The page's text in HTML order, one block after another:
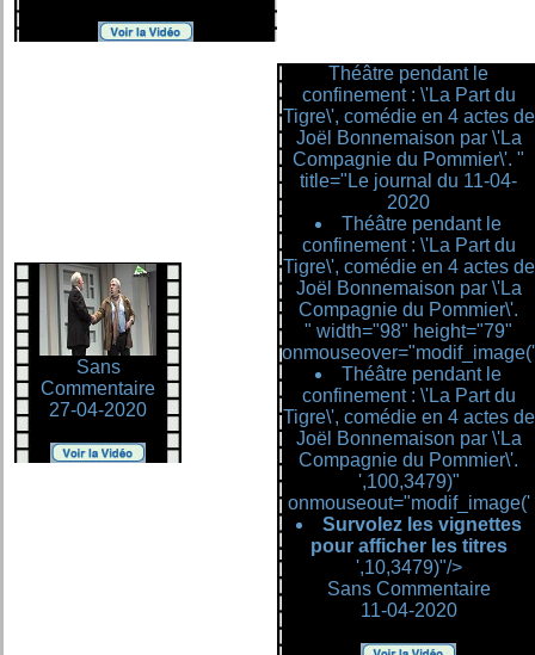
Sans
Commentaire
27-04-2020
Théâtre pendant le
confinement : \'La Part du
Tigre\', comédie en 4 actes de
Joël Bonnemaison par \'La
Compagnie du Pommier\'. "
title="Le journal du 11-04-
2020
Théâtre pendant le
confinement : \'La Part du
Tigre\', comédie en 4 actes de
Joël Bonnemaison par \'La
Compagnie du Pommier\'.
" width="98" height="79"
onmouseover="modif_image('
Théâtre pendant le
confinement : \'La Part du
Tigre\', comédie en 4 actes de
Joël Bonnemaison par \'La
Compagnie du Pommier\'.
',100,3479)"
onmouseout="modif_image('
Survolez les vignettes
pour afficher les titres
',10,3479)"/>
Sans Commentaire
11-04-2020